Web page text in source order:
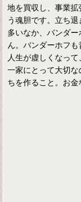
地を買収し、事業
う魂胆です。立ち
多いなか、バンダ
ん。バンダーホフ
人生が虚しくなっ
一家にとって大切
ちを作ること。お金